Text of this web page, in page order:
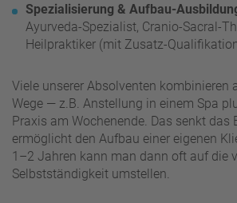
Spezialisierung & Aufbau-
Ayurveda-Spezialist, Cranio-Sacral-
Heilpraktiker (mit Zusatz-
Viele unserer Absolventen kombinieren
Wege — z.B. Anstellung in einem Spa
Praxis am Wochenende. Das senkt das
ermöglicht den Aufbau einer eigenen
1–2 Jahren kann man dann oft auf die
Selbstständigkeit umstellen.